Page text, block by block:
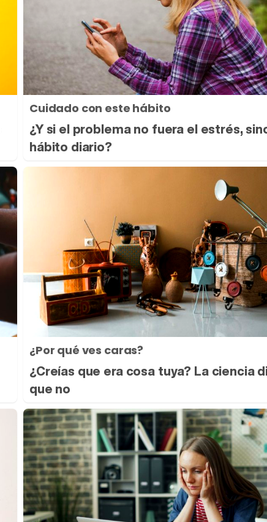
Cuidado con este hábito
¿Y si el problema no fuera el estrés,
hábito diario?
¿Por qué ves caras?
¿Creías que era cosa tuya? La ciencia
que no